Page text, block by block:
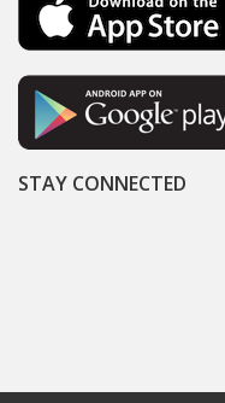
STAY CONNECTED